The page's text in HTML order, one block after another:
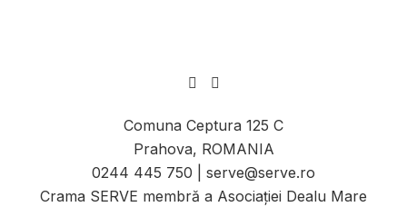
Comuna Ceptura 125 C
Prahova, ROMANIA
0244 445 750 | serve@serve.ro
Crama SERVE membră a Asociației Dealu Mare